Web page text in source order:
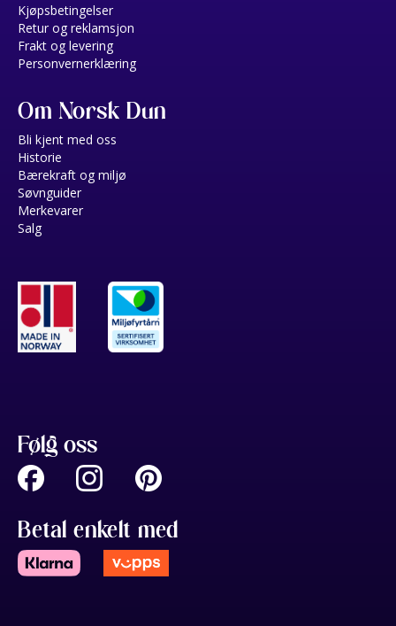
Kjøpsbetingelser
Retur og reklamsjon
Frakt og levering
Personvernerklæring
Om Norsk Dun
Bli kjent med oss
Historie
Bærekraft og miljø
Søvnguider
Merkevarer
Salg
Følg oss
Betal enkelt med